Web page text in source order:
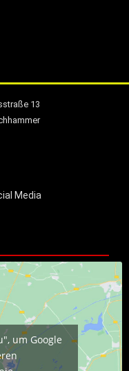
13
Media
um Google